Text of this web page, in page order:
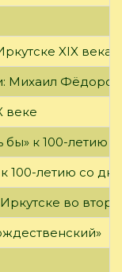
XIX века
Михаил Фёдоров
веке
бы» к 100-летию
100-летию со
во